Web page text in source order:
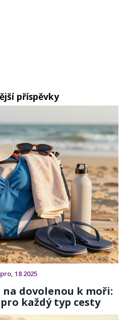
příspěvky
pro, 18 2025
na dovolenou k moři:
každý typ cesty